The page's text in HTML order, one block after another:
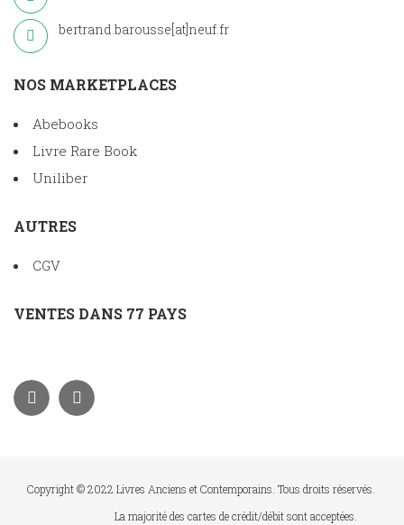
bertrand.barousse[at]neuf.fr
NOS MARKETPLACES
Abebooks
Livre Rare Book
Uniliber
AUTRES
CGV
VENTES DANS 77 PAYS
Copyright © 2022 Livres Anciens et Contemporains. Tous droits réservés.
La majorité des cartes de crédit/débit sont acceptées.